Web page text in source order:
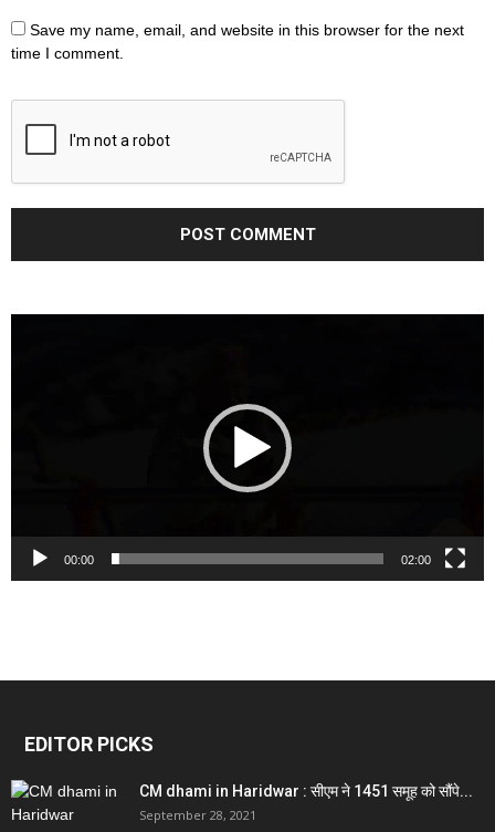
Save my name, email, and website in this browser for the next
time I comment.
00:00 02:00
EDITOR PICKS
CM dhami in Haridwar : सीएम ने 1451 समूह को सौंपे...
September 28, 2021